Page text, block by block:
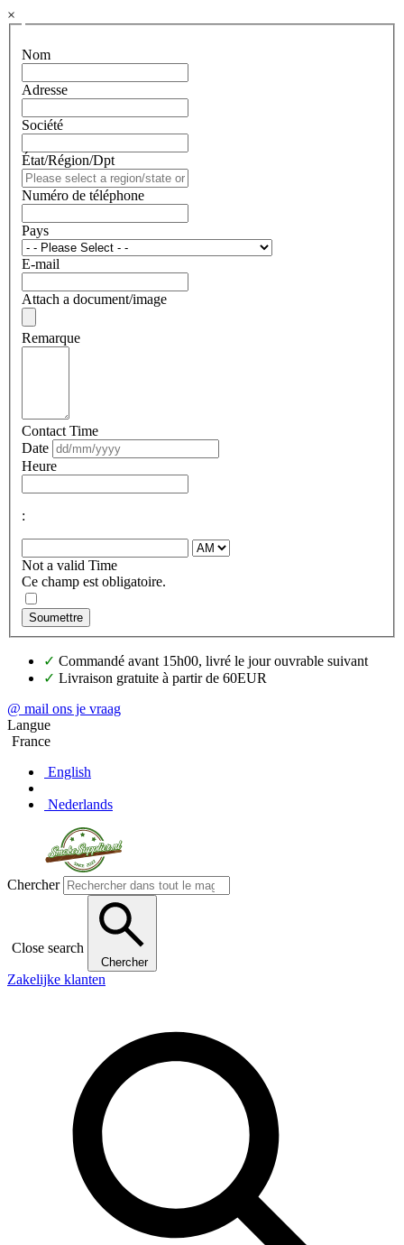
×
Nom
Adresse
Société
État/Région/Dpt
Numéro de téléphone
Pays
E-mail
Attach a document/image
Remarque
Contact Time
Date
Heure
:
Not a valid Time
Ce champ est obligatoire.
Soumettre
✓ Commandé avant 15h00, livré le jour ouvrable suivant
✓ Livraison gratuite à partir de 60EUR
@ mail ons je vraag
Langue
France
English
Nederlands
Chercher
Close search
Chercher
Zakelijke klanten